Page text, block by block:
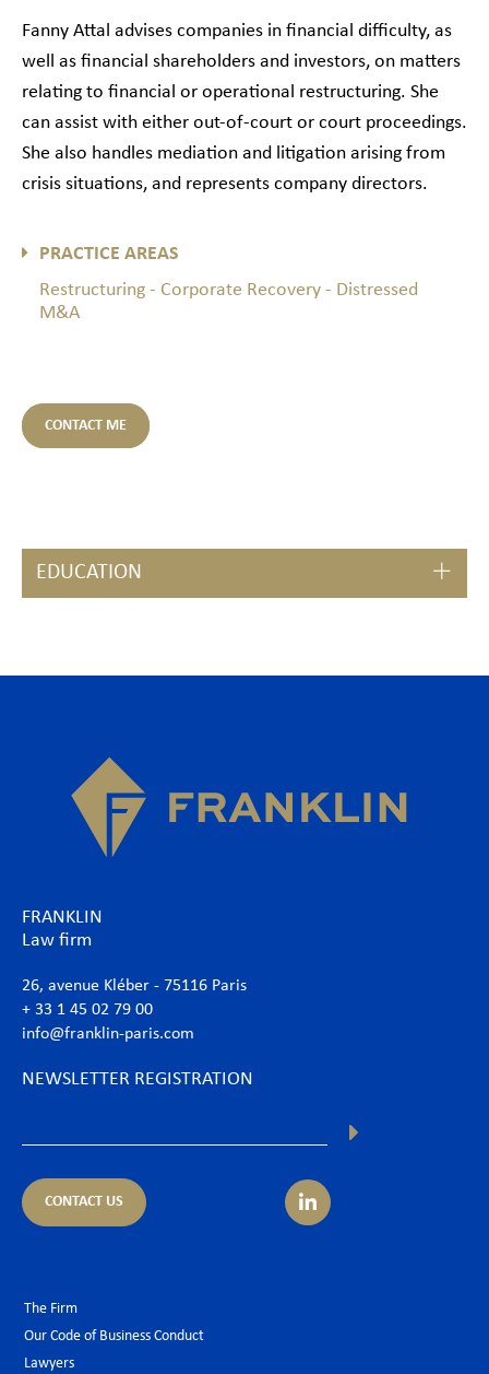
Fanny Attal advises companies in financial difficulty, as
well as financial shareholders and investors, on matters
relating to financial or operational restructuring. She
can assist with either out-of-court or court proceedings.
She also handles mediation and litigation arising from
crisis situations, and represents company directors.
PRACTICE AREAS
Restructuring - Corporate Recovery - Distressed
M&A
CONTACT ME
EDUCATION
FRANKLIN
Law firm
26, avenue Kléber - 75116 Paris
+ 33 1 45 02 79 00
info@franklin-paris.com
NEWSLETTER REGISTRATION
CONTACT US
The Firm
Our Code of Business Conduct
Lawyers